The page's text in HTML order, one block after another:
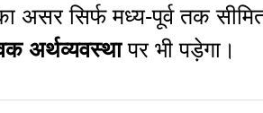
असर सिर्फ मध्य-पूर्व तक
अर्थव्यवस्थापर भी पड़ेगा।